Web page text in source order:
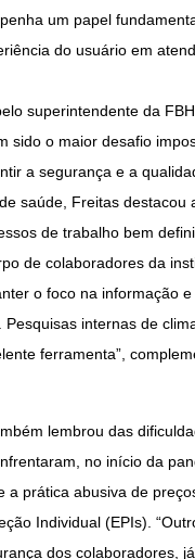
um papel
do usuário em
superintendente da
sido o maior desafio
a segurança e a
saúde, Freitas destacou
de trabalho bem
de colaboradores da
o foco na informação
internas de
ferramenta”,
lembrou das
no início da
a prática abusiva de
Individual (EPIs).
dos colaboradores,